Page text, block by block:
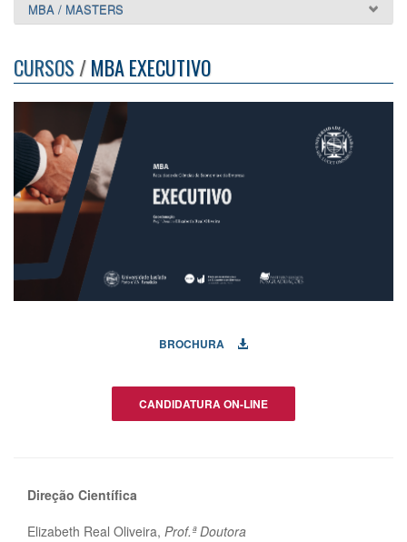
MBA / MASTERS
CURSOS/MBA EXECUTIVO
BROCHURA
CANDIDATURA ON-LINE
Direção Científica
Elizabeth Real Oliveira, Prof.ª Doutora